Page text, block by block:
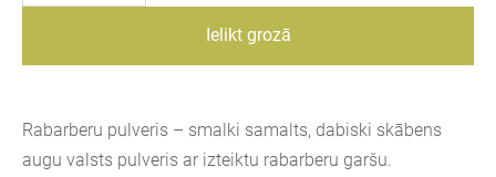
Ielikt grozā
Rabarberu pulveris – smalki samalts, dabiski skābens
augu valsts pulveris ar izteiktu rabarberu garšu.